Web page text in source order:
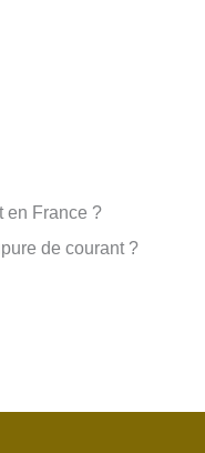
en France ?
de courant ?